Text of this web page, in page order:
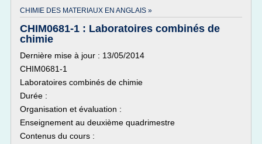
CHIMIE DES MATERIAUX EN ANGLAIS »
CHIM0681-1 : Laboratoires combinés de
chimie
Dernière mise à jour : 13/05/2014
CHIM0681-1
Laboratoires combinés de chimie
Durée :
Organisation et évaluation :
Enseignement au deuxième quadrimestre
Contenus du cours :